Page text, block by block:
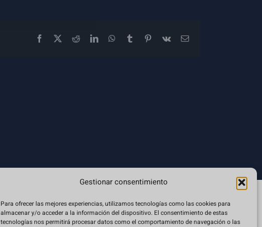
Gestionar consentimiento
Para ofrecer las mejores experiencias, utilizamos tecnologías como las cookies para
almacenar y/o acceder a la información del dispositivo. El consentimiento de estas
tecnologías nos permitirá procesar datos como el comportamiento de navegación o las
Facebook
X RedditLinkedInWhatsApp
TumblrPinterest
Vk
Correo
Condiciones de compra